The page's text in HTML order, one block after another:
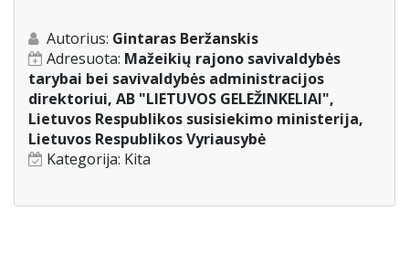
Autorius: Gintaras Beržanskis
Adresuota: Mažeikių rajono savivaldybės
tarybai bei savivaldybės administracijos
direktoriui, AB "LIETUVOS GELEŽINKELIAI",
Lietuvos Respublikos susisiekimo ministerija,
Lietuvos Respublikos Vyriausybė
Kategorija: Kita